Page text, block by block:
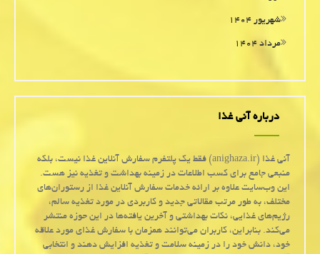
شهریور ۱۴۰۴
مرداد ۱۴۰۴
درباره آنی غذا
آنی غذا (anighaza.ir) فقط یک پلتفرم سفارش آنلاین غذا نیست، بلکه
منبعی جامع برای کسب اطلاعات در زمینه بهداشت و تغذیه نیز هست.
این وب‌سایت علاوه بر ارائه خدمات سفارش آنلاین غذا از رستوران‌های
مختلف، به طور مرتب مقالاتی جدید و کاربردی در مورد تغذیه سالم،
رژیم‌های غذایی، نکات بهداشتی و آخرین یافته‌ها در این حوزه منتشر
می‌کند. بنابراین، کاربران می‌توانند همزمان با سفارش غذای مورد علاقه
خود، دانش خود را در زمینه سلامت و تغذیه افزایش دهند و انتخابی